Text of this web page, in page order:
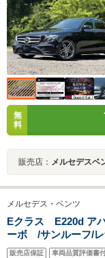
無
料
販売店： メルセデス
メルセデス・ベンツ
Eクラス E220d ア
ーボ /サンルーフ/レ
ー/エアバランスP/全
販売店保証 車両品質評価書